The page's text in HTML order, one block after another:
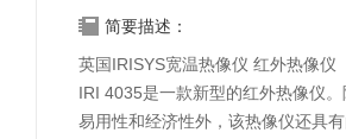
简要描述：
英国IRISYS宽温热像仪 红外热像仪
IRI 4035是一款新型的红外热像仪
易用性和经济性外，该热像仪还具